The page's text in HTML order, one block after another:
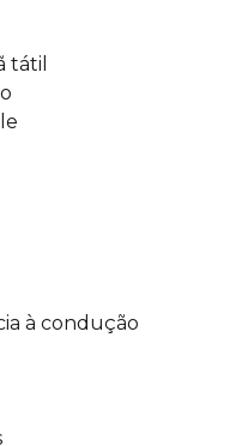
tátil
à condução